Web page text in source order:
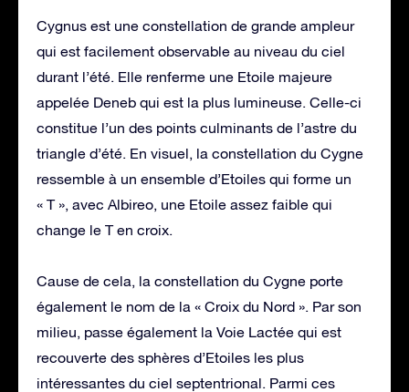
Cygnus est une constellation de grande ampleur
qui est facilement observable au niveau du ciel
durant l’été. Elle renferme une Etoile majeure
appelée Deneb qui est la plus lumineuse. Celle-ci
constitue l’un des points culminants de l’astre du
triangle d’été. En visuel, la constellation du Cygne
ressemble à un ensemble d’Etoiles qui forme un
« T », avec Albireo, une Etoile assez faible qui
change le T en croix.
Cause de cela, la constellation du Cygne porte
également le nom de la « Croix du Nord ». Par son
milieu, passe également la Voie Lactée qui est
recouverte des sphères d’Etoiles les plus
intéressantes du ciel septentrional. Parmi ces